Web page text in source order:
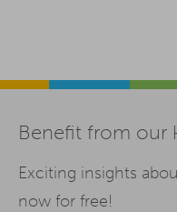
Benefit from our
Exciting insights
now for free!